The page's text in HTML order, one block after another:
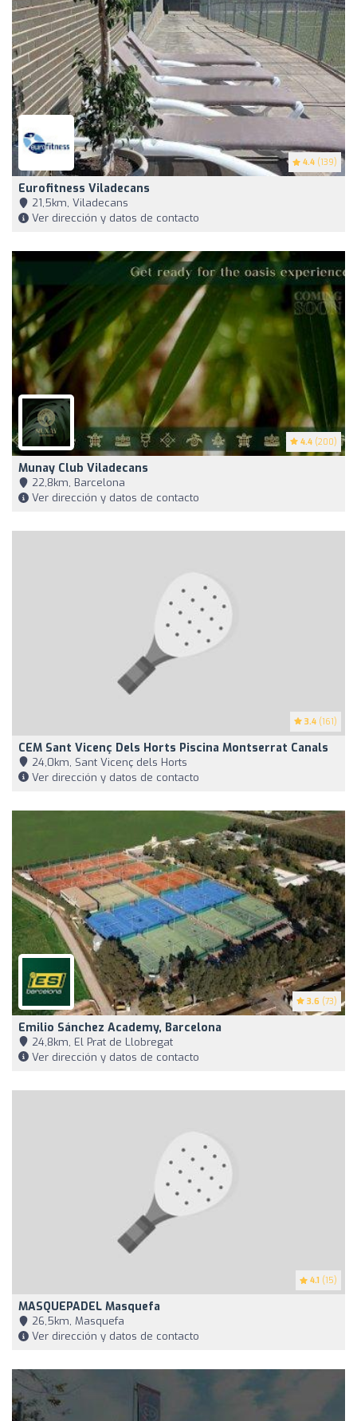
4.4 (139)
Eurofitness Viladecans
21,5km, Viladecans
Ver dirección y datos de contacto
4.4 (200)
Munay Club Viladecans
22,8km, Barcelona
Ver dirección y datos de contacto
3.4 (161)
CEM Sant Vicenç Dels Horts Piscina Montserrat Canals
24,0km, Sant Vicenç dels Horts
Ver dirección y datos de contacto
3.6 (73)
Emilio Sánchez Academy, Barcelona
24,8km, El Prat de Llobregat
Ver dirección y datos de contacto
4.1 (15)
MASQUEPADEL Masquefa
26,5km, Masquefa
Ver dirección y datos de contacto